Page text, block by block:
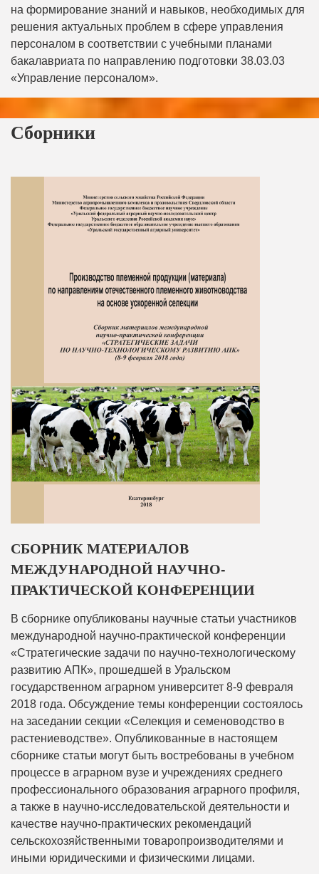
на формирование знаний и навыков, необходимых для
решения актуальных проблем в сфере управления
персоналом в соответствии с учебными планами
бакалавриата по направлению подготовки 38.03.03
«Управление персоналом».
Сборники
СБОРНИК МАТЕРИАЛОВ
МЕЖДУНАРОДНОЙ НАУЧНО-
ПРАКТИЧЕСКОЙ КОНФЕРЕНЦИИ
В сборнике опубликованы научные статьи участников
международной научно-практической конференции
«Стратегические задачи по научно-технологическому
развитию АПК», прошедшей в Уральском
государственном аграрном университет 8-9 февраля
2018 года. Обсуждение темы конференции состоялось
на заседании секции «Селекция и семеноводство в
растениеводстве». Опубликованные в настоящем
сборнике статьи могут быть востребованы в учебном
процессе в аграрном вузе и учреждениях среднего
профессионального образования аграрного профиля,
а также в научно-исследовательской деятельности и
качестве научно-практических рекомендаций
сельскохозяйственными товаропроизводителями и
иными юридическими и физическими лицами.